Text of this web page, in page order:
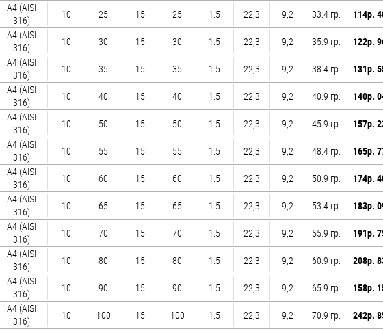
A4 (AISI
316)
10 25 15 25 1.5 22,3 9,2 33.4 гр. 114р.
A4 (AISI
316)
10 30 15 30 1.5 22,3 9,2 35.9 гр. 122р.
A4 (AISI
316)
10 35 15 35 1.5 22,3 9,2 38.4 гр. 131р.
A4 (AISI
316)
10 40 15 40 1.5 22,3 9,2 40.9 гр. 140р.
A4 (AISI
316)
10 50 15 50 1.5 22,3 9,2 45.9 гр. 157р.
A4 (AISI
316)
10 55 15 55 1.5 22,3 9,2 48.4 гр. 165р.
A4 (AISI
316)
10 60 15 60 1.5 22,3 9,2 50.9 гр. 174р.
A4 (AISI
316)
10 65 15 65 1.5 22,3 9,2 53.4 гр. 183р.
A4 (AISI
316)
10 70 15 70 1.5 22,3 9,2 55.9 гр. 191р.
A4 (AISI
316)
10 80 15 80 1.5 22,3 9,2 60.9 гр. 208р.
A4 (AISI
316)
10 90 15 90 1.5 22,3 9,2 65.9 гр. 158р.
A4 (AISI
316)
10 100 15 100 1.5 22,3 9,2 70.9 гр. 242р.